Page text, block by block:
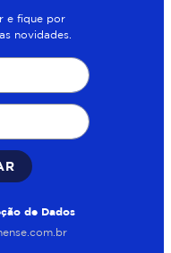
e fique por
novidades.
de Dados